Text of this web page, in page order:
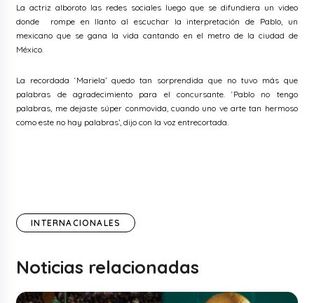
La actriz alboroto las redes sociales luego que se difundiera un video
donde rompe en llanto al escuchar la interpretación de Pablo, un
mexicano que se gana la vida cantando en el metro de la ciudad de
México.
La recordada ‘Mariela’ quedo tan sorprendida que no tuvo más que
palabras de agradecimiento para el concursante. ‘Pablo no tengo
palabras, me dejaste súper conmovida, cuando uno ve arte tan hermoso
como este no hay palabras’, dijo con la voz entrecortada.
INTERNACIONALES
Noticias relacionadas